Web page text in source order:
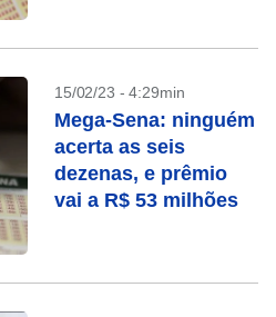
15/02/23 - 4:29min
Mega-Sena: ninguém
acerta as seis
dezenas, e prêmio
vai a R$ 53 milhões